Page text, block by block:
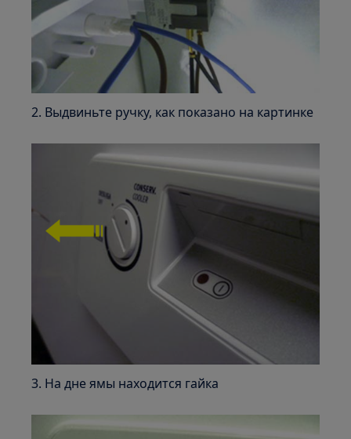
2. Выдвиньте ручку, как показано на картинке
3. На дне ямы находится гайка